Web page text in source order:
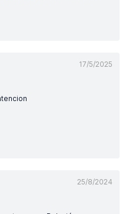
17/5/2025
25/8/2024